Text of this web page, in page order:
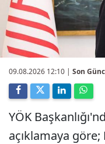
09.08.2026 12:10 | Son
YÖK
açıklamaya